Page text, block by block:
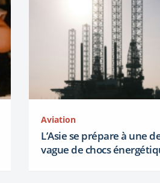
Aviation
L’Asie se prépare à une
vague de chocs